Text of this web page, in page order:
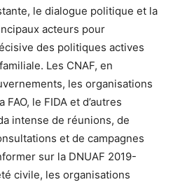
le dialogue politique et la
acteurs pour
des politiques actives
Les CNAF, en
les organisations
le FIDA et d’autres
intense de réunions, de
et de campagnes
sur la DNUAF 2019-
civile, les organisations